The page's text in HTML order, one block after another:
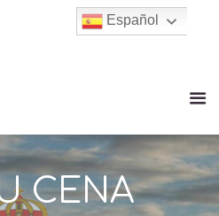
CENA
Español